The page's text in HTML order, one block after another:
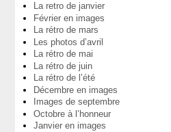
La retro de janvier
Février en images
La rétro de mars
Les photos d’avril
La rétro de mai
La rétro de juin
La rétro de l’été
Décembre en images
Images de septembre
Octobre à l’honneur
Janvier en images